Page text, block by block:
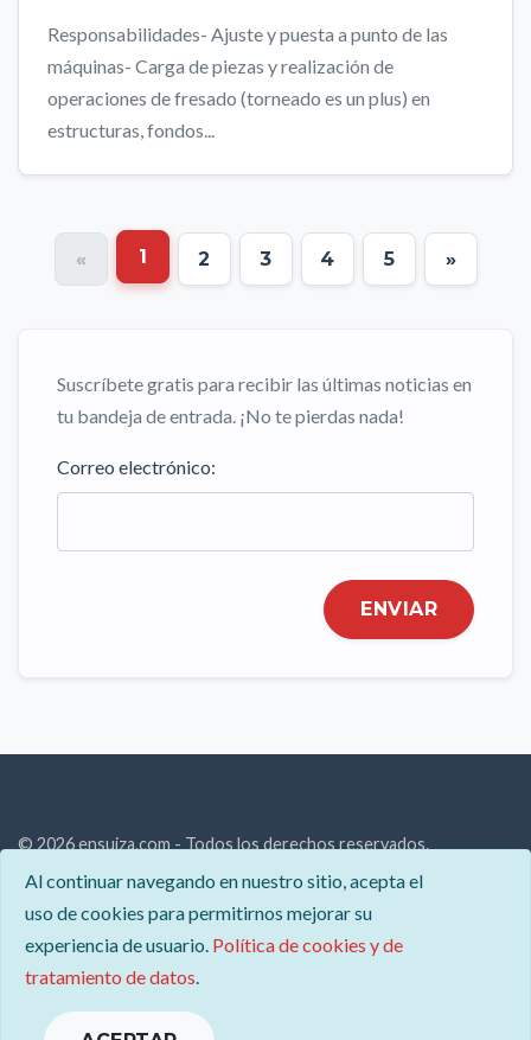
Responsabilidades- Ajuste y puesta a punto de las
máquinas- Carga de piezas y realización de
operaciones de fresado (torneado es un plus) en
estructuras, fondos...
« 1 2 3 4 5 »
Suscríbete gratis para recibir las últimas noticias en
tu bandeja de entrada. ¡No te pierdas nada!
Correo electrónico:
ENVIAR
Al continuar navegando en nuestro sitio, acepta el
uso de cookies para permitirnos mejorar su
experiencia de usuario. Política de cookies y de
tratamiento de datos.
© 2026 ensuiza.com - Todos los derechos reservados.
Descubre Suiza: paisajes alpinos, cultura única y oportunidades
laborales. Explora todo sobre este país en nuestro sitio.
Contacto